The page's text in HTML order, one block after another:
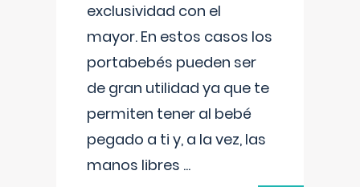
exclusividad con el
mayor. En estos casos los
portabebés pueden ser
de gran utilidad ya que te
permiten tener al bebé
pegado a ti y, a la vez, las
manos libres ...